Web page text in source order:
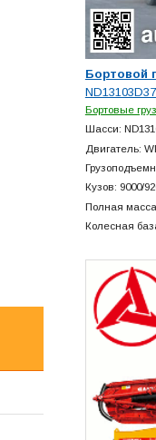
Бортовой
Бортовые
Шасси:
Двигатель:
Кузов: 9000/
Полная
Колесная